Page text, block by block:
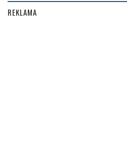
REKLAMA